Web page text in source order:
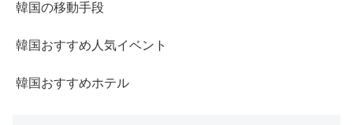
韓国の移動手段
韓国おすすめ人気イベント
韓国おすすめホテル